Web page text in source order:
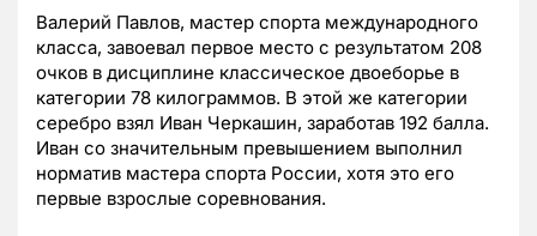
Валерий Павлов, мастер спорта международного
класса, завоевал первое место с результатом 208
очков в дисциплине классическое двоеборье в
категории 78 килограммов. В этой же категории
серебро взял Иван Черкашин, заработав 192 балла.
Иван со значительным превышением выполнил
норматив мастера спорта России, хотя это его
первые взрослые соревнования.